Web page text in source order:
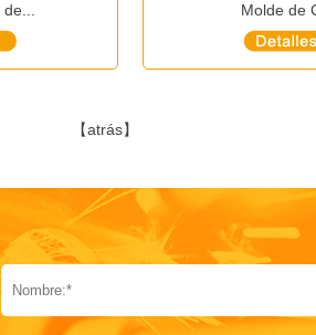
Molde de Cajón
【atrás】